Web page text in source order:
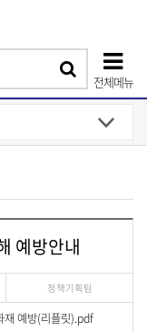
색
전체메뉴
예방안내
정책기획팀
재 예방(리플릿).pdf